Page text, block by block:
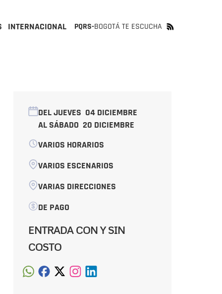
INTERNACIONAL PQRS-BOGOTÁ TE ESCUCHA
DEL JUEVES 04 DICIEMBRE
AL SÁBADO 20 DICIEMBRE
VARIOS HORARIOS
VARIOS ESCENARIOS
VARIAS DIRECCIONES
DE PAGO
ENTRADA CON Y SIN
COSTO